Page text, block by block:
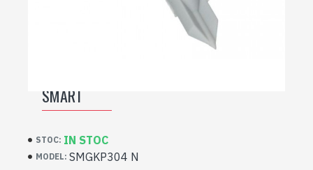
SMART
STOC: IN STOC
MODEL: SMGKP304 N